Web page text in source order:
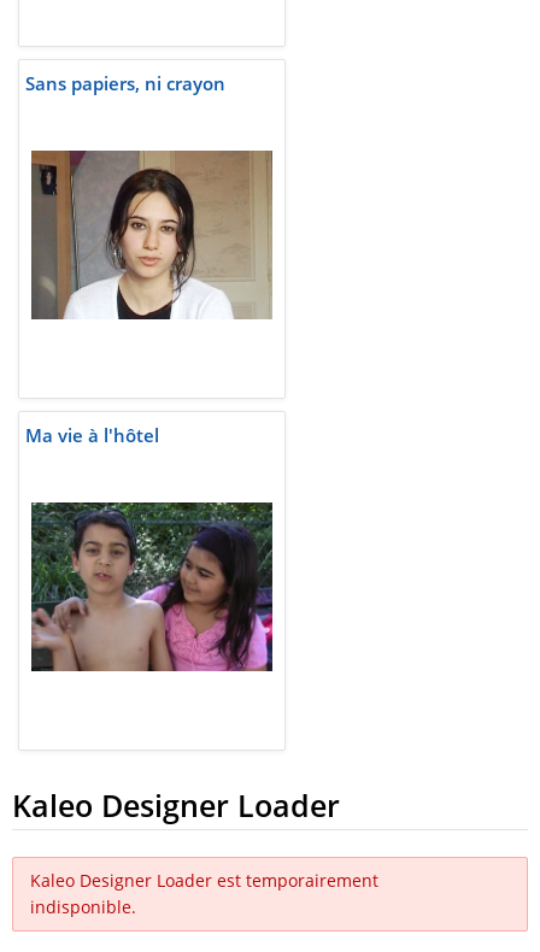
Sans papiers, ni crayon
Ma vie à l'hôtel
Kaleo Designer Loader
Kaleo Designer Loader est temporairement
indisponible.